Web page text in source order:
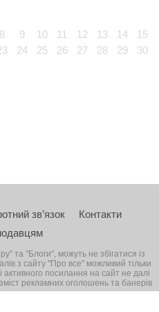
8 9 10 11 12 13 14
15
24 25 26 27 28 29
30
зв’язок
Контакти
та "Блоги", можуть не збігатися із
з сайту "Про все" можливий тільки
активного посилання на сайт не далі
рекламних оголошень та банерів